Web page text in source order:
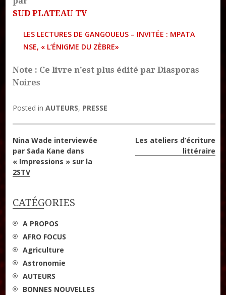
Publier un livre
Charte
Mame Hulo
AUTEURS
Publier un article
DON
Les ateliers d’écriture littéraire
Formation en Édition Numérique
SUD PLATEAU TV
LES LECTURES DE GANGOUEUS – INVITÉE : MPATA
NSE, « L’ÉNIGME DU ZÈBRE»
Note : Ce livre n’est plus édité par Diasporas
Noires
Posted inAUTEURS, PRESSE
Navigation
de
l’article
Nina Wade interviewée
par Sada Kane dans
« Impressions » sur la
2STV
Les ateliers d’écriture
littéraire
CATÉGORIES
A PROPOS
AFRO FOCUS
Agriculture
Astronomie
AUTEURS
BONNES NOUVELLES